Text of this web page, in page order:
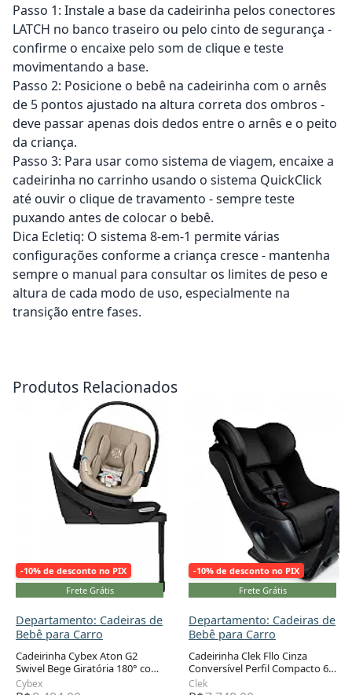
Passo 1: Instale a base da cadeirinha pelos conectores
LATCH no banco traseiro ou pelo cinto de segurança -
confirme o encaixe pelo som de clique e teste
movimentando a base.
Passo 2: Posicione o bebê na cadeirinha com o arnês
de 5 pontos ajustado na altura correta dos ombros -
deve passar apenas dois dedos entre o arnês e o peito
da criança.
Passo 3: Para usar como sistema de viagem, encaixe a
cadeirinha no carrinho usando o sistema QuickClick
até ouvir o clique de travamento - sempre teste
puxando antes de colocar o bebê.
Dica Ecletiq: O sistema 8-em-1 permite várias
configurações conforme a criança cresce - mantenha
sempre o manual para consultar os limites de peso e
altura de cada modo de uso, especialmente na
transição entre fases.
Produtos Relacionados
-10% de desconto no PIX
Frete Grátis
Departamento: Cadeiras de
Bebê para Carro
Cadeirinha Cybex Aton G2
Swivel Bege Giratória 180° com
Perna de Apoio 1,8 a 13,6 kg
Adicionar ao carrinho
Cybex
-10% de desconto no PIX
Frete Grátis
Departamento: Cadeiras de
Bebê para Carro
Cadeirinha Clek Fllo Cinza
Conversível Perfil Compacto 6,4
a 29,5 kg
Clek
Adicionar ao carrinho Adicionar ao carrinho